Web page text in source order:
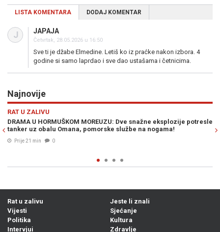
LISTA KOMENTARA DODAJ KOMENTAR
J JAPAJA
Četvrtak, 28.05.2026 u 16:50
Sve ti je džabe Elmedine. Letiš ko iz praćke nakon izbora. 4
godine si samo laprdao i sve dao ustašama i četnicima.
Najnovije
potresle
VIJESTI
BORBA ZA SPAS PREVOZNIKA: BiH predložila Evropskoj
privremeno rješenje za vozače u EU, Forto poručio - "Ne traže
Rat u zalivu
Vijesti
Politika
Intervjui
Jeste li znali
Sjećanje
Kultura
Zdravlje